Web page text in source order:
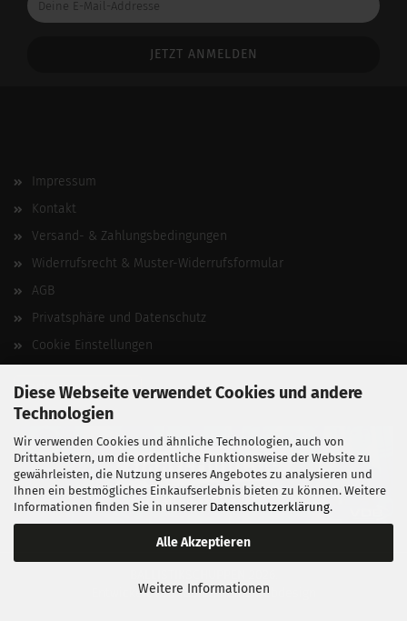
Diese Webseite verwendet Cookies und andere
Technologien
Wir verwenden Cookies und ähnliche Technologien, auch von
Drittanbietern, um die ordentliche Funktionsweise der Website zu
gewährleisten, die Nutzung unseres Angebotes zu analysieren und
Ihnen ein bestmögliches Einkaufserlebnis bieten zu können. Weitere
Informationen finden Sie in unserer Datenschutzerklärung.
Alle Akzeptieren
Weitere Informationen
E-
Impressum
Kontakt
Versand- & Zahlungsbedingungen
Widerrufsrecht & Muster-Widerrufsformular
AGB
Privatsphäre und Datenschutz
Cookie Einstellungen
Vertrag widerrufen
Entwickelt vonfabian heinz webdesign